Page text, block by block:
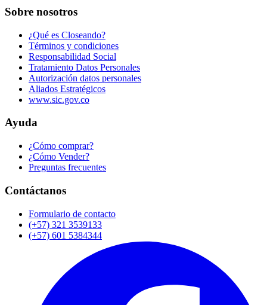
Sobre nosotros
¿Qué es Closeando?
Términos y condiciones
Responsabilidad Social
Tratamiento Datos Personales
Autorización datos personales
Aliados Estratégicos
www.sic.gov.co
Ayuda
¿Cómo comprar?
¿Cómo Vender?
Preguntas frecuentes
Contáctanos
Formulario de contacto
(+57) 321 3539133
(+57) 601 5384344